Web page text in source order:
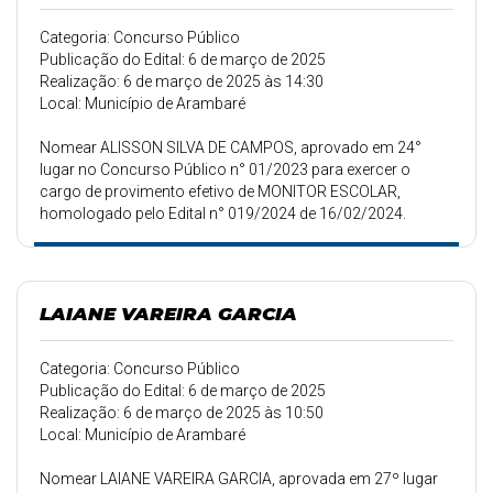
Categoria: Concurso Público
Publicação do Edital: 6 de março de 2025
Realização: 6 de março de 2025 às 14:30
Local: Município de Arambaré
Nomear ALISSON SILVA DE CAMPOS, aprovado em 24°
lugar no Concurso Público n° 01/2023 para exercer o
cargo de provimento efetivo de MONITOR ESCOLAR,
homologado pelo Edital n° 019/2024 de 16/02/2024.
LAIANE VAREIRA GARCIA
Categoria: Concurso Público
Publicação do Edital: 6 de março de 2025
Realização: 6 de março de 2025 às 10:50
Local: Município de Arambaré
Nomear LAIANE VAREIRA GARCIA, aprovada em 27º lugar